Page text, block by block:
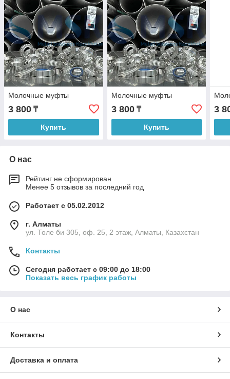
Молочные муфты
3 800 ₸
Купить
Молочные муфты
3 800₸
Купить
3
О нас
Рейтинг не сформирован
Менее 5 отзывов за последний год
Работает с 05.02.2012
г. Алматы
ул. Толе би 305, оф. 25, 2 этаж, Алматы, Казахстан
Контакты
Сегодня работает с 09:00 до 18:00
Показать весь график работы
О нас
Контакты
Доставка и оплата